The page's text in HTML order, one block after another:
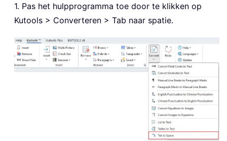
1. Pas het hulpprogramma toe door te klikken op
Kutools > Converteren > Tab naar spatie.